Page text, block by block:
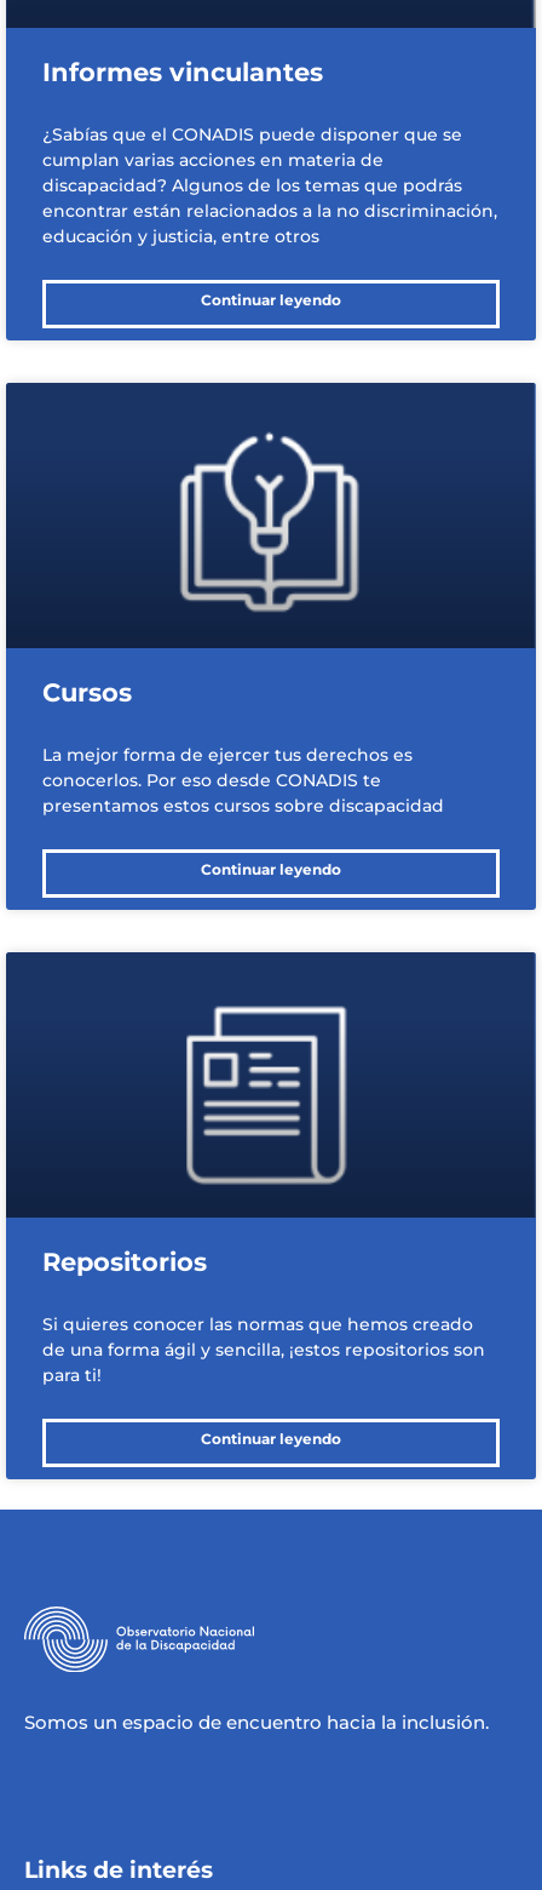
Informes vinculantes
¿Sabías que el CONADIS puede disponer que se
cumplan varias acciones en materia de
discapacidad? Algunos de los temas que podrás
encontrar están relacionados a la no discriminación,
educación y justicia, entre otros
Continuar leyendo
Cursos
La mejor forma de ejercer tus derechos es
conocerlos. Por eso desde CONADIS te
presentamos estos cursos sobre discapacidad
Continuar leyendo
Repositorios
Si quieres conocer las normas que hemos creado
de una forma ágil y sencilla, ¡estos repositorios son
para ti!
Continuar leyendo
Somos un espacio de encuentro hacia la inclusión.
Links de interés